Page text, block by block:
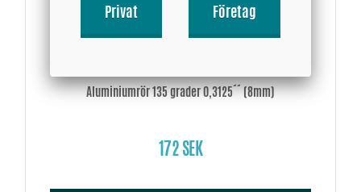
Aluminiumrör 135 grader 0,3125´´ (8mm)
172 SEK
Privat Företag